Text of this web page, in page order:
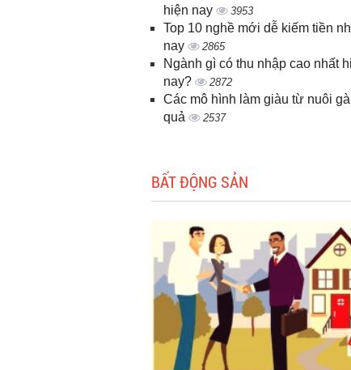
hiện nay
3953
Top 10 nghề mới dễ kiếm tiền
nay
2865
Ngành gì có thu nhập cao nhất
nay?
2872
Các mô hình làm giàu từ nuôi
quả
2537
BẤT ĐỘNG SẢN